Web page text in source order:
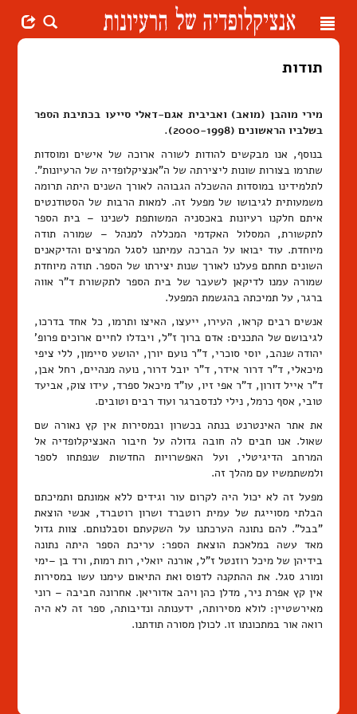
Toggle
תודות
מירי מוהבן (מואב) ואביבית אגם-דאלי סייעו בכתיבת הספר
בשלביו הראשונים (2000-1998).
בנוסף, אנו מבקשים להודות לשורה ארוכה של אישים ומוסדות
שתרמו בצורות שונות ליצירתה של ה"אנציקלופדיה של הרעיונות".
לתלמידינו במוסדות ההשכלה הגבוהה לאורך השנים היתה תרומה
משמעותית לגיבושו של מפעל זה. למאות הרבות של הסטודנטים
איתם חלקנו רעיונות באכסניה המשותפת לשנינו – בית הספר
לתקשורת, המסלול האקדמי המכללה למנהל – שמורה תודה
מיוחדת. עוד יבואו על הברכה עמיתנו לסגל המרצים והדיקאנים
השונים תחתם פעלנו לאורך שנות יצירתו של הספר. תודה מיוחדת
שמורה עמנו לדיקאן לשעבר של בית הספר לתקשורת ד"ר אווה
ברגר, על תמיכתה בהגשמת המפעל.
אנשים רבים קראו, העירו, ייעצו, האיצו ותרמו, כל אחד בדרכו,
לגיבושם של התכנים: אדם ברוך ז"ל, ויבדלו לחיים ארוכים פרופ'
יהודה שנהב, יוסי סוכרי, ד"ר נועם יורן, יהושע סיימון, ללי ציפי
מיכאלי, ד"ר דרור אידר, ד"ר יובל דרור, נועה מנהיים, רחל אבן,
ד"ר אייל דורון, ד"ר אפי זיו, עו"ד מיכאל ספרד, עידו צוק, אביעד
טובי, אסף כרמל, נילי לנדסברגר ועוד רבים וטובים.
את אתר האינטרנט בנתה בכשרון ובמסירות אין קץ נאורה שם
שאול. אנו חבים לה חובה גדולה על חיבור האנציקלופדיה אל
המרחב הדיגיטלי, ועל האפשרויות החדשות שנפתחו לספר
ולמשתמשיו עם מהלך זה.
מפעל זה לא יכול היה לקרום עור וגידים ללא אמונתם ותמיכתם
הבלתי מסוייגת של עמית רוטברד ושרון רוטברד, אנשי הוצאת
"בבל". להם נתונה הערכתנו על השקעתם וסבלנותם. צוות גדול
מאד עשה במלאכת הוצאת הספר: עריכת הספר היתה נתונה
בידיהן של מיכל רוזנטל ז"ל, אורנה יואלי, רות רמות, ורד בן –ימי
ומורג סגל. את ההתקנה לדפוס ואת התיאום עימנו עשו במסירות
אין קץ אפרת ניר, מדלן כהן ויהב אדוריאן. אחרונה חביבה – רוני
מאירשטיין: לולא מסירותה, ידענותה ונדיבותה, ספר זה לא היה
רואה אור במתכונתו זו. לכולן מסורה תודתנו.